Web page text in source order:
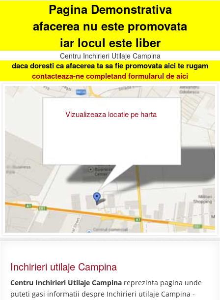
Pagina Demonstrativa
afacerea nu este promovata
iar locul este liber
Centru Inchirieri Utilaje Campina
daca doresti ca afacerea ta sa fie promovata aici te rugam
contacteaza-ne completand formularul de aici
Vizualizeaza locatie pe harta
Inchirieri utilaje Campina
Centru Inchirieri Utilaje Campina reprezinta pagina unde
puteti gasi informatii despre Inchirieri utilaje Campina -